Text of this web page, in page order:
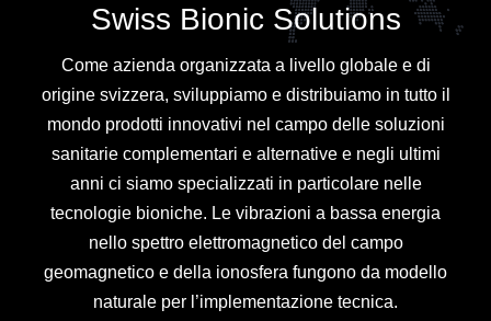
Swiss Bionic Solutions
Come azienda organizzata a livello globale e di
origine svizzera, sviluppiamo e distribuiamo in tutto il
mondo prodotti innovativi nel campo delle soluzioni
sanitarie complementari e alternative e negli ultimi
anni ci siamo specializzati in particolare nelle
tecnologie bioniche. Le vibrazioni a bassa energia
nello spettro elettromagnetico del campo
geomagnetico e della ionosfera fungono da modello
naturale per l’implementazione tecnica.